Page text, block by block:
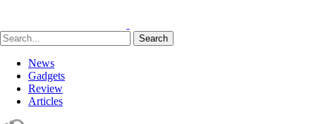
Search
News
Gadgets
Review
Articles